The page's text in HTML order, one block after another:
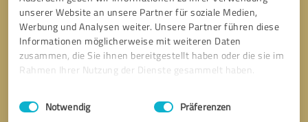
unserer Website an unsere Partner für soziale Medien,
Werbung und Analysen weiter. Unsere Partner führen diese
Informationen möglicherweise mit weiteren Daten
zusammen, die Sie ihnen bereitgestellt haben oder die sie im
Rahmen Ihrer Nutzung der Dienste gesammelt haben.
Impressum Datenschutzbestimmungen
Einwilligungsauswahl
Notwendig Präferenzen